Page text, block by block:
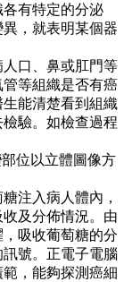
有特定的分泌
，就表明某個器
口、鼻或肛門等
等組織是否有癌
能清楚看到組織
驗。如檢查過程
位以立體圖像方
注入病人體內，
及分佈情況。由
吸收葡萄糖的分
號。正電子電腦
，能夠探測癌細